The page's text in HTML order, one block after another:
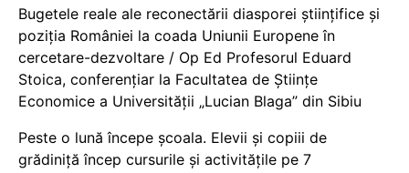
Bugetele reale ale reconectării diasporei științifice și
poziția României la coada Uniunii Europene în
cercetare-dezvoltare / Op Ed Profesorul Eduard
Stoica, conferențiar la Facultatea de Științe
Economice a Universității „Lucian Blaga” din Sibiu
Peste o lună începe școala. Elevii și copiii de
grădiniță încep cursurile și activitățile pe 7